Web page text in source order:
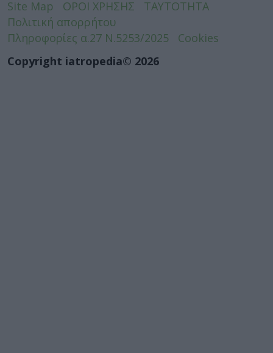
Site Map ΟΡΟΙ ΧΡΗΣΗΣ
ΤΑΥΤΟΤΗΤΑ
Πολιτική απορρήτου
Πληροφορίες α.27 Ν.5253/2025
Cookies
Copyright iatropedia© 2026